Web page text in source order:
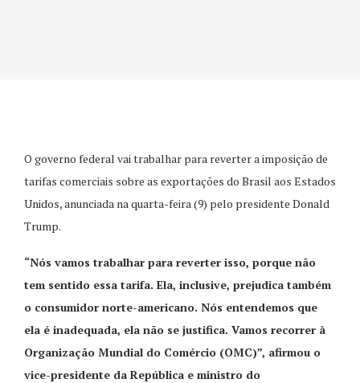
O governo federal vai trabalhar para reverter a imposição de
tarifas comerciais sobre as exportações do Brasil aos Estados
Unidos, anunciada na quarta-feira (9) pelo presidente Donald
Trump.
“Nós vamos trabalhar para reverter isso, porque não
tem sentido essa tarifa. Ela, inclusive, prejudica também
o consumidor norte-americano. Nós entendemos que
ela é inadequada, ela não se justifica. Vamos recorrer à
Organização Mundial do Comércio (OMC)”, afirmou o
vice-presidente da República e ministro do